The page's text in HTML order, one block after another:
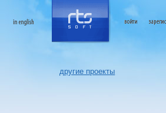
другие проекты